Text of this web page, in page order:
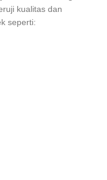
kualitas dan
seperti: